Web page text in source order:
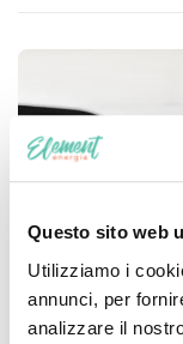
Questo sito web
Utilizziamo i
annunci, per
analizzare il
Energy,